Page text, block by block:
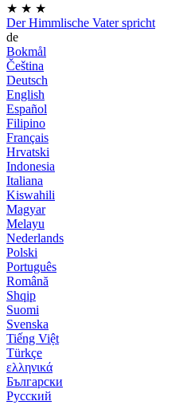
★ ★ ★
Der Himmlische Vater spricht
de
Bokmål
Čeština
Deutsch
English
Español
Filipino
Français
Hrvatski
Indonesia
Italiana
Kiswahili
Magyar
Melayu
Nederlands
Polski
Português
Română
Shqip
Suomi
Svenska
Tiếng Việt
Türkçe
ελληνικά
Български
Русский